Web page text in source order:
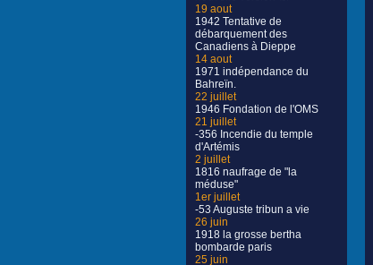
19 aout
1942 Tentative de
débarquement des
Canadiens à Dieppe
14 aout
1971 indépendance du
Bahreïn.
22 juillet
1946 Fondation de l'OMS
21 juillet
-356 Incendie du temple
d'Artémis
2 juillet
1816 naufrage de "la
méduse"
1er juillet
-53 Auguste tribun a vie
26 juin
1918 la grosse bertha
bombarde paris
25 juin